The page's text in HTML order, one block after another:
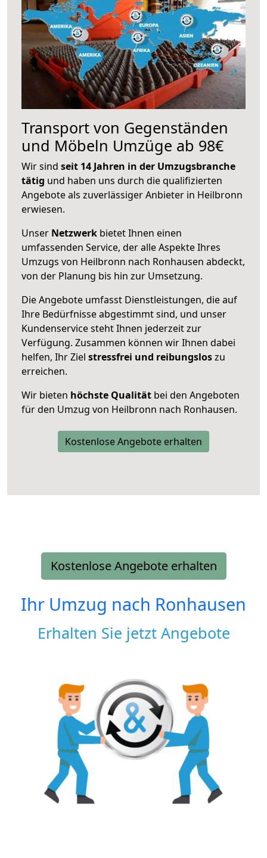
Transport von Gegenständen
und Möbeln Umzüge ab 98€
Wir sind seit 14 Jahren in der Umzugsbranche
tätig und haben uns durch die qualifizierten
Angebote als zuverlässiger Anbieter in Heilbronn
erwiesen.
Unser Netzwerk bietet Ihnen einen
umfassenden Service, der alle Aspekte Ihres
Umzugs von Heilbronn nach Ronhausen abdeckt,
von der Planung bis hin zur Umsetzung.
Die Angebote umfasst Dienstleistungen, die auf
Ihre Bedürfnisse abgestimmt sind, und unser
Kundenservice steht Ihnen jederzeit zur
Verfügung. Zusammen können wir Ihnen dabei
helfen, Ihr Ziel stressfrei und reibungsloszu
erreichen.
Wir bieten höchste Qualität bei den Angeboten
für den Umzug von Heilbronn nach Ronhausen.
Kostenlose Angebote erhalten
Kostenlose Angebote erhalten
Ihr Umzug nach Ronhausen
Erhalten Sie jetzt Angebote